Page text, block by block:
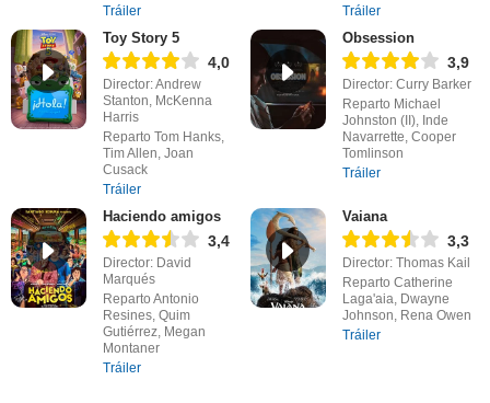
Tráiler
Tráiler
Toy Story 5
4,0
Director: Andrew
Stanton, McKenna
Harris
Reparto Tom Hanks,
Tim Allen, Joan
Cusack
Tráiler
Obsession
3,9
Director: Curry Barker
Reparto Michael
Johnston (II), Inde
Navarrette, Cooper
Tomlinson
Tráiler
Haciendo amigos
3,4
Director: David
Marqués
Reparto Antonio
Resines, Quim
Gutiérrez, Megan
Montaner
Tráiler
Vaiana
3,3
Director: Thomas Kail
Reparto Catherine
Laga'aia, Dwayne
Johnson, Rena Owen
Tráiler